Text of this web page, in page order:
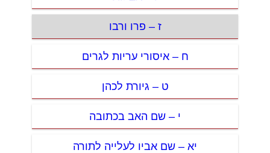
ז – פרו ורבו
ח – איסורי עריות לגרים
ט – גיורת לכהן
י – שם האב בכתובה
יא – שם אביו לעלייה לתורה